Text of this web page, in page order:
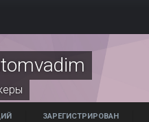
ЗАРЕГИСТРИРОВАН